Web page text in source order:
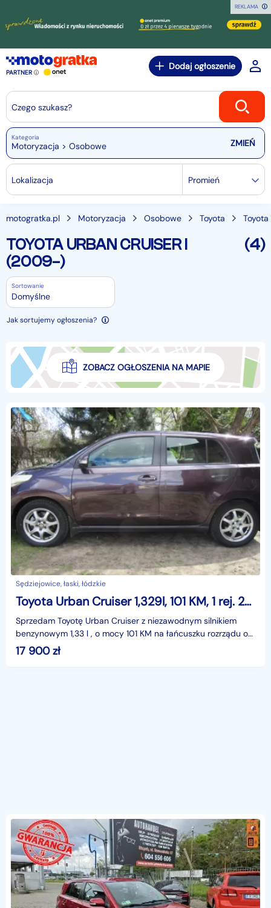
REKLAMA
PARTNER
Dodaj ogłoszenie
Czego szukasz?
Kategoria
Motoryzacja > Osobowe
Lokalizacja Promień
motogratka.pl Motoryzacja Osobowe Toyota
TOYOTA URBAN CRUISER I
(2009-)
(4)
Sortowanie
Domyślne
Jak sortujemy ogłoszenia?
ZOBACZ OGŁOSZENIA NA MAPIE
Sędziejowice, łaski, łódzkie
Toyota Urban Cruiser 1,329l, 101 KM, 1 rej. 2010r. przebieg 191 tys. km,bez rdzy
Sprzedam Toyotę Urban Cruiser z niezawodnym silnikiem
benzynowym 1,33 l , o mocy 101 KM na łańcuszku rozrządu o
udokumentowanym przebiegu 191000 km , rok
17 900zł